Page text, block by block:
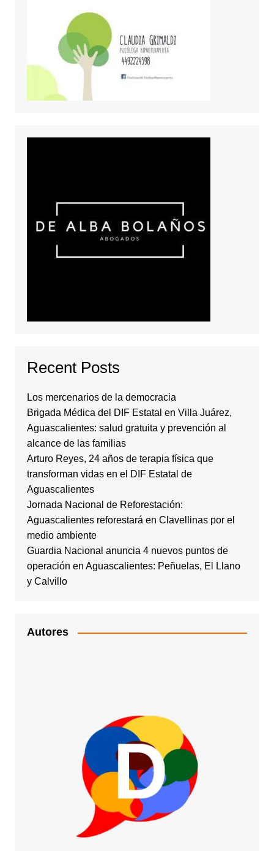
Recent Posts
Los mercenarios de la democracia
Brigada Médica del DIF Estatal en Villa Juárez,
Aguascalientes: salud gratuita y prevención al
alcance de las familias
Arturo Reyes, 24 años de terapia física que
transforman vidas en el DIF Estatal de
Aguascalientes
Jornada Nacional de Reforestación:
Aguascalientes reforestará en Clavellinas por el
medio ambiente
Guardia Nacional anuncia 4 nuevos puntos de
operación en Aguascalientes: Peñuelas, El Llano
y Calvillo
Autores